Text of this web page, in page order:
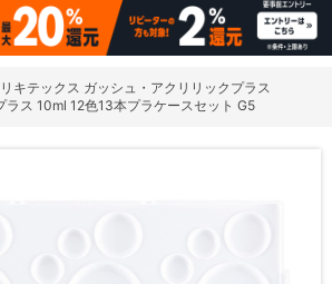
リキテックス ガッシュ・アクリリックプラス
ラス 10ml 12色13本プラケースセット G5